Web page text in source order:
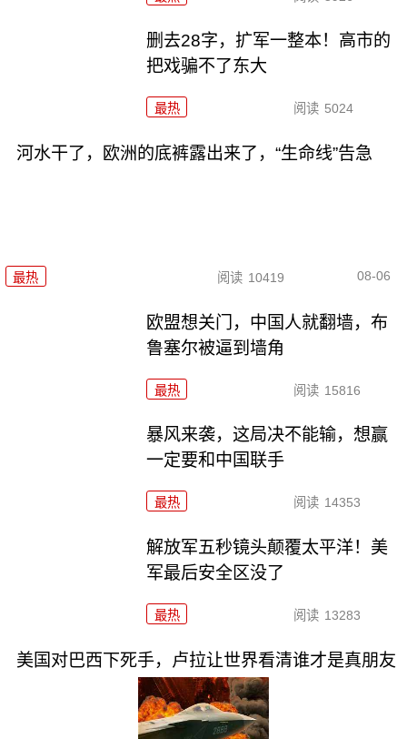
删去28字，扩军一整本！高市的
把戏骗不了东大
最热 阅读 5024
河水干了，欧洲的底裤露出来了，“生命线”告急
最热 阅读 10419 08-06
欧盟想关门，中国人就翻墙，布
鲁塞尔被逼到墙角
最热 阅读 15816
暴风来袭，这局决不能输，想赢
一定要和中国联手
最热 阅读 14353
解放军五秒镜头颠覆太平洋！美
军最后安全区没了
最热 阅读 13283
美国对巴西下死手，卢拉让世界看清谁才是真朋友